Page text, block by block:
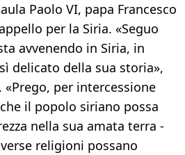
Paolo VI, papa Francesco
per la Siria. «Seguo
avvenendo in Siria, in
delicato della sua storia»,
per intercessione
il popolo siriano possa
nella sua amata terra -
religioni possano